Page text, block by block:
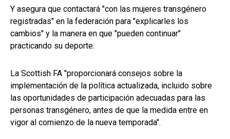
Y asegura que contactará "con las mujeres transgénero
registradas" en la federación para "explicarles los
cambios" y la manera en que "pueden continuar"
practicando su deporte.
La Scottish FA "proporcionará consejos sobre la
implementación de la política actualizada, incluido sobre
las oportunidades de participación adecuadas para las
personas transgénero, antes de que la medida entre en
vigor al comienzo de la nueva temporada".